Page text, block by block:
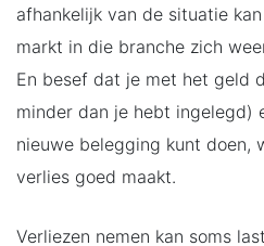
afhankelijk van de situatie
markt in die branche zich
En besef dat je met het geld
minder dan je hebt ingelegd)
nieuwe belegging kunt doen,
verlies goed maakt.
Verliezen nemen kan soms